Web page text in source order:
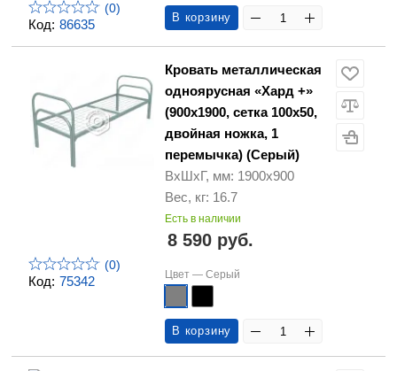
Код: 86635
(0)
В корзину
Код: 75342
(0)
Кровать металлическая
одноярусная «Хард +»
(900х1900, сетка 100х50,
двойная ножка, 1
перемычка) (Серый)
ВхШхГ, мм: 1900х900
Вес, кг: 16.7
Есть в наличии
8 590 руб.
Цвет — Серый
В корзину